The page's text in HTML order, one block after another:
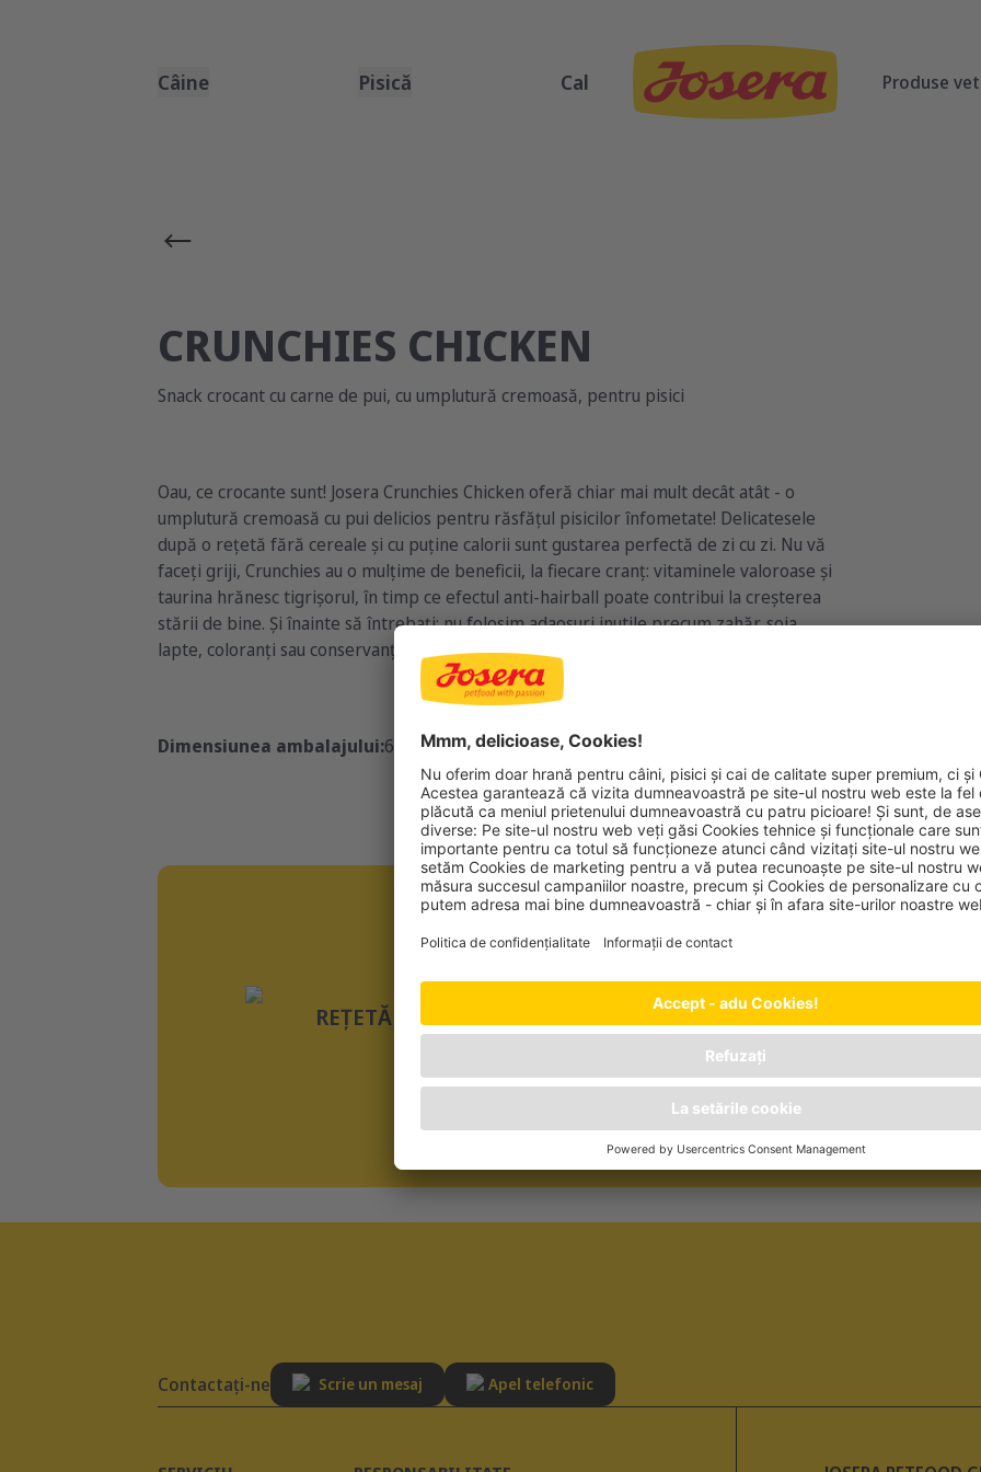
Câine Pisică Cal Produse
CRUNCHIES CHICKEN
Snack crocant cu carne de pui, cu umplutură cremoasă, pentru pisici
Oau, ce crocante sunt! Josera Crunchies Chicken oferă chiar mai mult decât atât - o
umplutură cremoasă cu pui delicios pentru răsfățul pisicilor înfometate! Delicatesele
după o rețetă fără cereale și cu puține calorii sunt gustarea perfectă de zi cu zi. Nu vă
faceți griji, Crunchies au o mulțime de beneficii, la fiecare cranț: vitaminele valoroase și
taurina hrănesc tigrișorul, în timp ce efectul anti-hairball poate contribui la creșterea
stării de bine. Și înainte să întrebați: nu folosim adaosuri inutile precum zahăr, soia,
lapte, coloranți sau conservanți la prepararea delicateselor noastre!
Dimensiunea ambalajului:6x60g60g
CRUNCHIES CHICKEN
REȚETĂ FĂRĂ CEREALE REȚETĂ FĂRĂ ZAHĂR
Contactaţi-ne Scrie un mesaj Apel telefonic